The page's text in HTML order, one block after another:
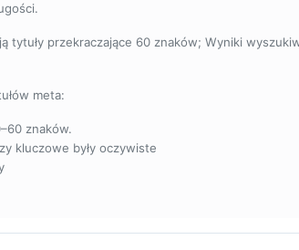
tytuły przekraczające 60 znaków; Wyniki
meta:
znaków.
kluczowe były oczywiste